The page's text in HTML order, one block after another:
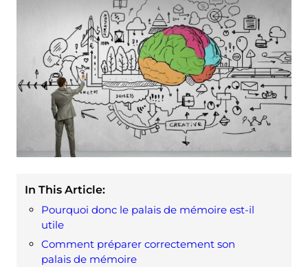
In This Article:
Pourquoi donc le palais de mémoire est-il
utile
Comment préparer correctement son
palais de mémoire